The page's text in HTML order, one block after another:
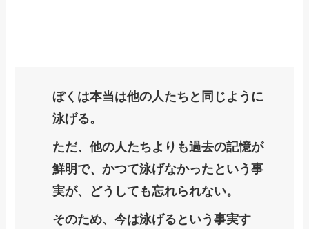
ぼくは本当は他の人たちと同じように
泳げる。
ただ、他の人たちよりも過去の記憶が
鮮明で、かつて泳げなかったという事
実が、どうしても忘れられない。
そのため、今は泳げるという事実す